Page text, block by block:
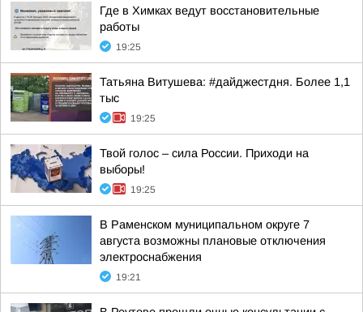
Где в Химках ведут восстановительные
работы
19:25
Татьяна Витушева: #дайджестдня. Более 1,1
тыс
19:25
Твой голос – сила России. Приходи на
выборы!
19:25
В Раменском муниципальном округе 7
августа возможны плановые отключения
электроснабжения
19:21